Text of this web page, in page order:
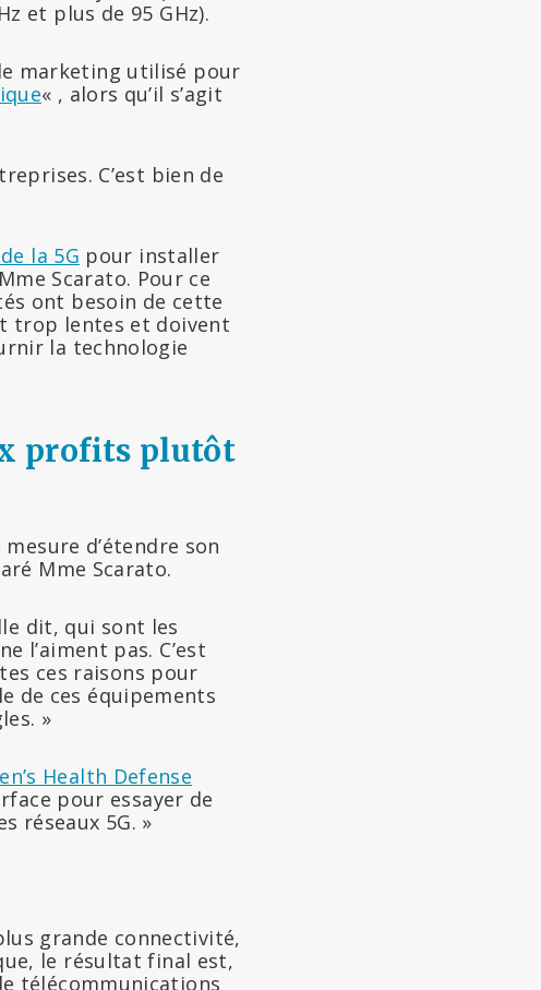
et plus de 95 GHz).
marketing utilisé pour
« , alors qu’il s’agit
C’est bien de
la 5G pour installer
Scarato. Pour ce
ont besoin de cette
trop lentes et doivent
la technologie
profits plutôt
d’étendre son
Mme Scarato.
dit, qui sont les
l’aiment pas. C’est
ces raisons pour
de ces équipements
»
Health Defense
pour essayer de
réseaux 5G. »
grande connectivité,
le résultat final est,
télécommunications